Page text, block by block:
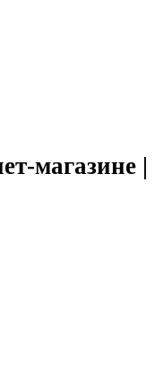
магазине